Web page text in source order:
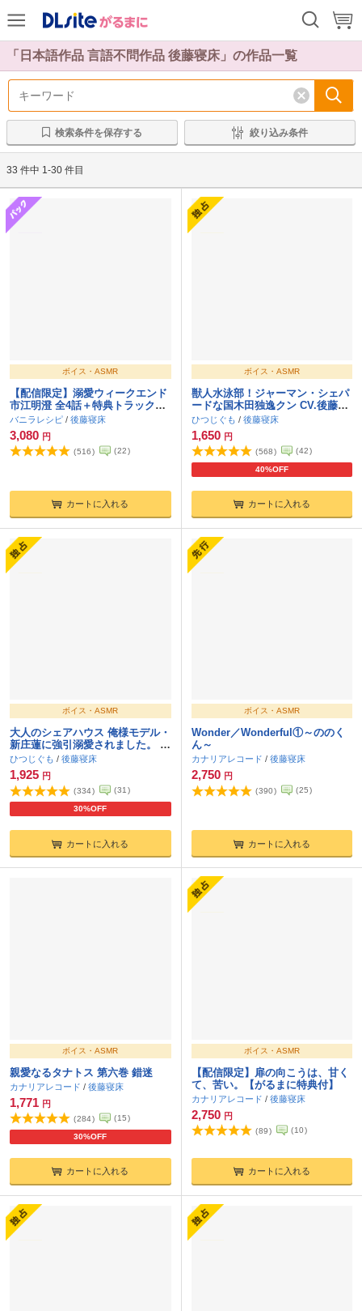
「日本語作品 言語不問作品 後藤寝床」の作品一覧
検索条件を保存する 絞り込み条件
33 件中 1-30 件目
ボイス・ASMR
【配信限定】溺愛ウィークエンド
市江明澄 全4話＋特典トラック
「エッチな匂いで上書きして」セ
ット
バニラレシピ / 後藤寝床
3,080 円
(516) (22)
カートに入れる
ボイス・ASMR
獣人水泳部！ジャーマン・シェパ
ードな国木田独逸クン CV.後藤寝
床【簡体中文台本付属】
ひつじぐも / 後藤寝床
1,650 円
40%OFF
(568) (42)
カートに入れる
ボイス・ASMR
大人のシェアハウス 俺様モデル・
新庄蓮に強引溺愛されました。 C
V.後藤寝床【簡体中文台本/韓国語
台本付属】
ひつじぐも / 後藤寝床
1,925 円
30%OFF
(334) (31 )
カートに入れる
ボイス・ASMR
Wonder／Wonderful①～ののく
ん～
カナリアレコード / 後藤寝床
2,750 円
(390) (25)
カートに入れる
ボイス・ASMR
親愛なるタナトス 第六巻 錯迷
カナリアレコード / 後藤寝床
1,771 円
30%OFF
(284) (15)
カートに入れる
ボイス・ASMR
【配信限定】扉の向こうは、甘く
て、苦い。【がるまに特典付】
カナリアレコード / 後藤寝床
2,750 円
(89) ( 10)
カートに入れる
次